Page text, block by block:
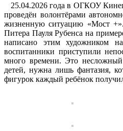
25.04.2026 года в ОГКОУ
проведён волонтёрами
жизненную ситуацию «Мост +».
Питера Пауля Рубенса на
написано этим художником
воспитанники приступили
много времени. Это несложный
детей, нужна лишь фантазия,
фигурок каждый ребёнок